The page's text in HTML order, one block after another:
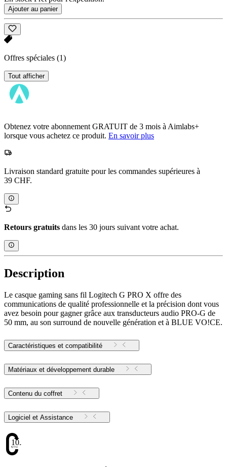
Ajouter au panier
Offres spéciales (1)
Tout afficher
Obtenez votre abonnement GRATUIT de 3 mois à Aimlabs+
lorsque vous achetez ce produit. En savoir plus
Livraison standard gratuite pour les commandes supérieures à
39 CHF.
Retours gratuits dans les 30 jours suivant votre achat.
Description
Le casque gaming sans fil Logitech G PRO X offre des
communications de qualité professionnelle et la précision dont vous
avez besoin pour gagner grâce aux transducteurs audio PRO-G de
50 mm, au son surround de nouvelle génération et à BLUE VO!CE.
Caractéristiques et compatibilité
Matériaux et développement durable
Contenu du coffret
Logiciel et Assistance
10.34